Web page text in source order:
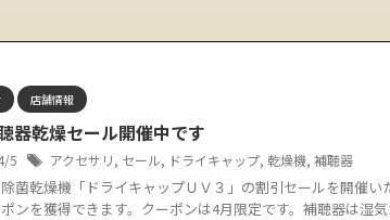
店舗情報
器乾燥セール開催中です
5 アクセサリ, セール, ドライキャップ, 乾燥機, 補聴器
菌乾燥機「ドライキャップＵＶ３」の割引セールを開催い
ンを獲得できます。クーポンは4月限定です。補聴器は湿